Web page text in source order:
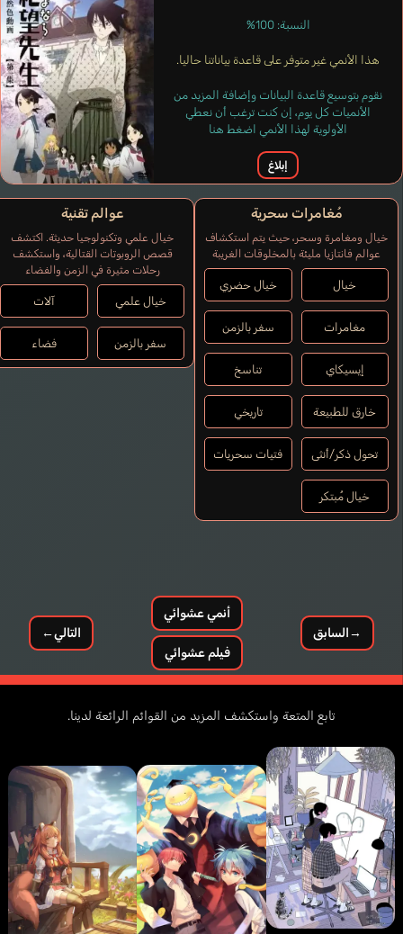
النسبة: 100%
هذا الأنمي غير متوفر على قاعدة بياناتنا حاليا.
نقوم بتوسيع قاعدة البيانات وإضافة المزيد من
الأنميات كل يوم، إن كنت ترغب أن نعطي
الأولوية لهذا الأنمي اضغط هنا
إبلاغ
مُغامرات سحرية
خيال ومغامرة وسحر، حيث يتم استكشاف
عوالم فانتازيا مليئة بالمخلوقات الغريبة
خيال خيال حضري
مغامرات سفر بالزمن
إيسيكاي تناسخ
خارق للطبيعة تاريخي
تحول ذكر/أنثى فتيات سحريات
خيال مُبتكر
عوالم تقنية
خيال علمي وتكنولوجيا حديثة. اكتشف
قصص الروبوتات القتالية، واستكشف
رحلات مثيرة في الزمن والفضاء
خيال علمي آلات
سفر بالزمن فضاء
→السابق
أنمي عشوائي
فيلم عشوائي
التالي←
تابع المتعة واستكشف المزيد من القوائم الرائعة لدينا.